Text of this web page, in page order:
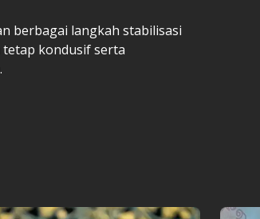
berbagai langkah stabilisasi
kondusif serta